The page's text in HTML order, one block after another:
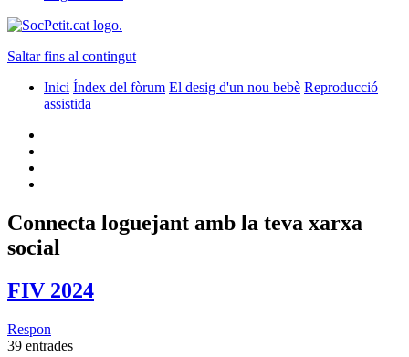
Saltar fins al contingut
Inici Índex del fòrum El desig d'un nou bebè Reproducció
assistida
Connecta loguejant amb la teva xarxa
social
FIV 2024
Respon
39 entrades